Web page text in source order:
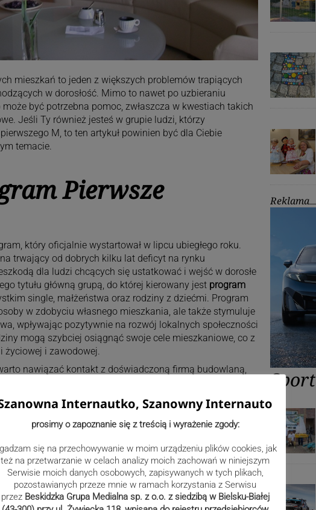
mieszkań to jeden z większych problemów trapiących
w dorosłość. Mimo to nawet po uzbieraniu
być potrzebna pomoc, zwłaszcza w kwestiach takich
Jeśli Ty również jesteś w grupie ludzi, którzy
M, to ten artykuł powinien być dla Ciebie
temacie.
Pierwsze
który oficjalnie wystartował w lipcu ubiegłego roku.
trwający od dobrych kilku lat deficyt na rynku
dla ludzi chcących się ustatkować i wejść w dorosłe
tytułu główną grupą, do której kierowany jest program
single, małżeństwa oraz rodziny z dziećmi. Program
w zdobyciu własnego mieszkania, ale także stymuluje
wpływając pozytywnie na rozwój lokalnych społeczności
mogą szybciej osiągnąć swoje cele mieszkaniowe, co z
życiowej i zawodowej.
nawiązać kontakt z doświadczoną firmą budowlaną,
W takim wypadku niezastąpione będą usługi
się Program Pierwsze
wchodzą dwa elementy, którymi są Bezpieczny kredyt 2%
Reklama
Sport
Internautko, Szanowny Internauto
prosimy o zapoznanie się z treścią i wyrażenie zgody:
się na przechowywanie w moim urządzeniu plików cookies, jak
też na przetwarzanie w celach analizy moich zachowań w niniejszym
Serwisie moich danych osobowych, zapisywanych w tych plikach,
pozostawianych przeze mnie w ramach korzystania z Serwisu
przez Beskidzka Grupa Medialna sp. z o.o. z siedzibą w Bielsku-Białej